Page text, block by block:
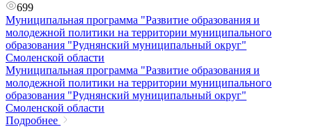
699
Муниципальная программа "Развитие образования и
молодежной политики на территории муниципального
образования "Руднянский муниципальный округ"
Смоленской области
Муниципальная программа "Развитие образования и
молодежной политики на территории муниципального
образования "Руднянский муниципальный округ"
Смоленской области
Подробнее